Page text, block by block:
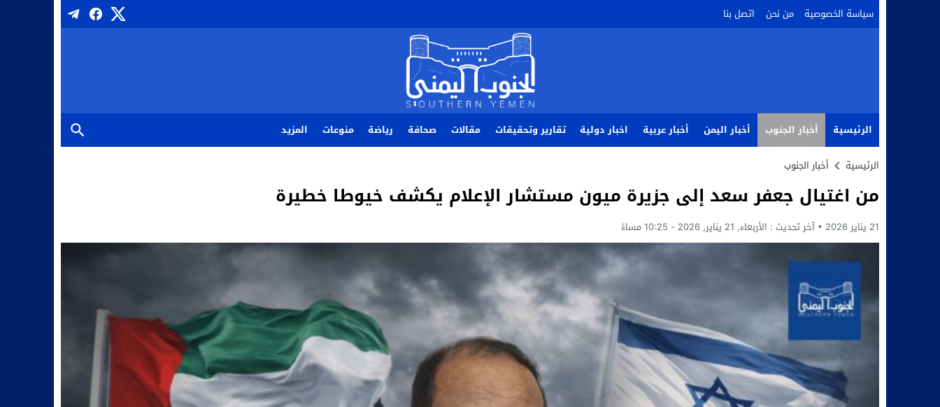
سياسة الخصوصية من نحن اتصل بنا
الرئيسية أخبار الجنوب أخبار اليمن أخبار عربية اخبار دولية تقارير وتحقيقات مقالات صحافة رياضة منوعات المزيد
الرئيسية أخبار الجنوب
من اغتيال جعفر سعد إلى جزيرة ميون مستشار الإعلام يكشف خيوطا خطيرة
21 يناير 2026 آخر تحديث : الأربعاء, 21 يناير, 2026 - 10:25 مساءً